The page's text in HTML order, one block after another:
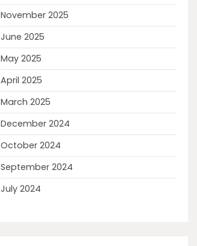
November 2025
June 2025
May 2025
April 2025
March 2025
December 2024
October 2024
September 2024
July 2024